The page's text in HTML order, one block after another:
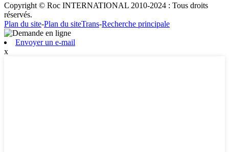
Copyright © Roc INTERNATIONAL 2010-2024 : Tous droits
réservés.
Plan du site-Plan du siteTrans-Recherche principale
Envoyer un e-mail
x